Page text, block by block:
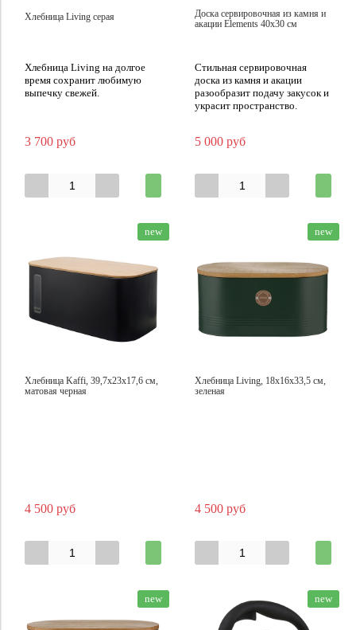
Хлебница Living серая
Хлебница Living на долгое
время сохранит любимую
выпечку свежей.
3 700 руб
Доска сервировочная из камня и
акации Elements 40х30 см
Стильная сервировочная
доска из камня и акации
разообразит подачу закусок и
украсит пространство.
5 000 руб
new
Хлебница Kaffi, 39,7х23х17,6 см,
матовая черная
4 500 руб
new
Хлебница Living, 18х16х33,5 см,
зеленая
4 500 руб
new new